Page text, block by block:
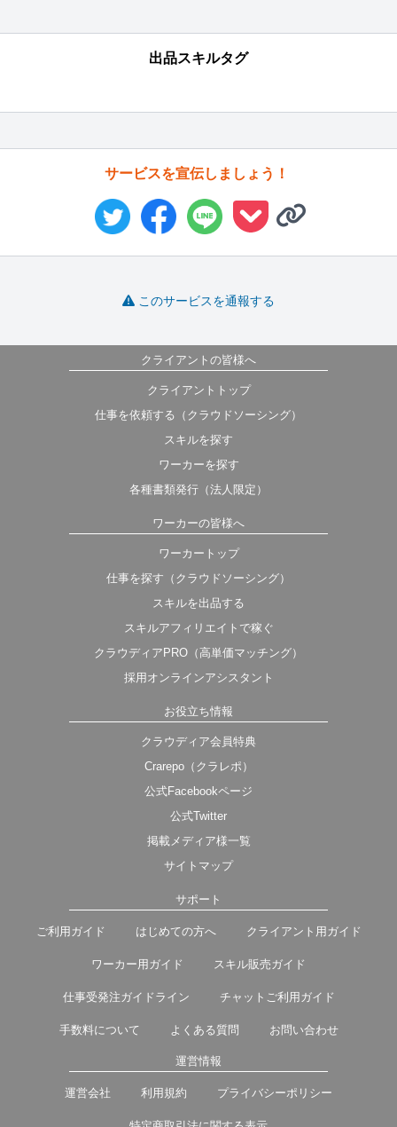
出品スキルタグ
サービスを宣伝しましょう！
このサービスを通報する
クライアントの皆様へ
クライアントトップ
仕事を依頼する（クラウドソーシング）
スキルを探す
ワーカーを探す
各種書類発行（法人限定）
ワーカーの皆様へ
ワーカートップ
仕事を探す（クラウドソーシング）
スキルを出品する
スキルアフィリエイトで稼ぐ
クラウディアPRO（高単価マッチング）
採用オンラインアシスタント
お役立ち情報
クラウディア会員特典
Crarepo（クラレポ）
公式Facebookページ
公式Twitter
掲載メディア様一覧
サイトマップ
サポート
ご利用ガイド はじめての方へ クライアント用ガイド
ワーカー用ガイド スキル販売ガイド
仕事受発注ガイドライン チャットご利用ガイド
手数料について よくある質問 お問い合わせ
運営情報
運営会社 利用規約 プライバシーポリシー